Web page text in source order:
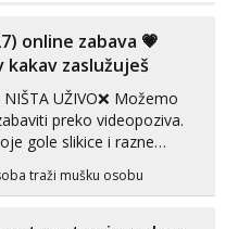
online zabava 💗
kakav zaslužuješ
UŽIVO❌ Možemo
preko videopoziva.
gole slikice i razne
🤩 Za online zabavu pošalji
Telegram ili Viber.
traži mušku osobu